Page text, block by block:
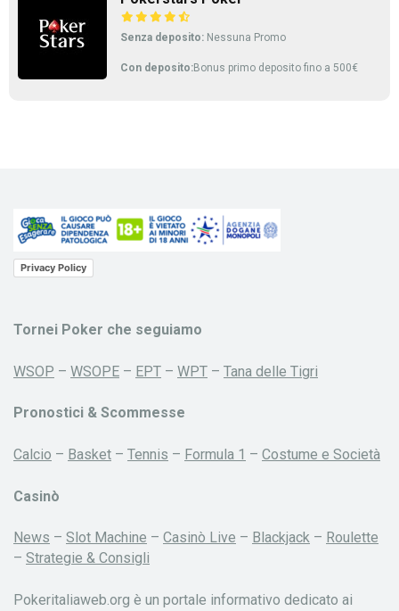
Senza deposito: Nessuna Promo
Con deposito:Bonus primo deposito fino a 500€
Privacy Policy
Tornei Poker che seguiamo
WSOP – WSOPE – EPT – WPT – Tana delle Tigri
Pronostici & Scommesse
Calcio – Basket – Tennis – Formula 1 – Costume e Società
Casinò
News – Slot Machine – Casinò Live – Blackjack – Roulette
– Strategie & Consigli
Pokeritaliaweb.org è un portale informativo dedicato ai